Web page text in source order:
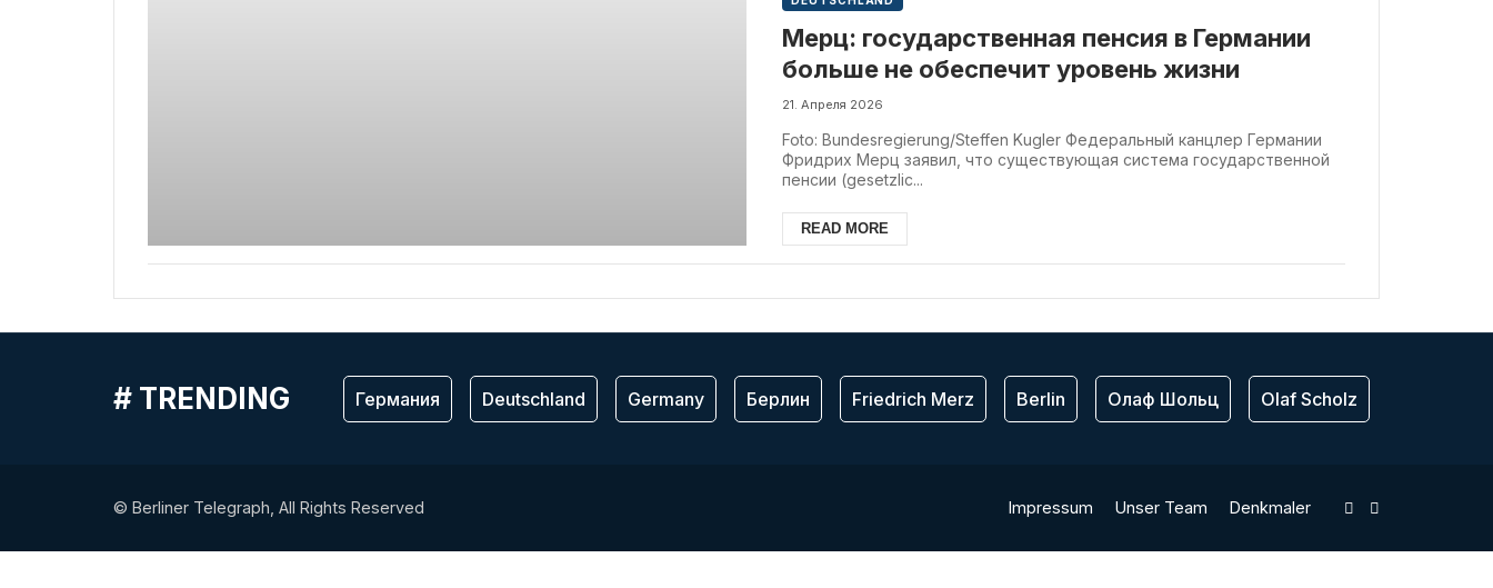
Мерц: государственная пенсия в Германии
больше не обеспечит уровень жизни
21. Апреля 2026
Foto: Bundesregierung/Steffen Kugler Федеральный канцлер Германии
Фридрих Мерц заявил, что существующая система государственной
пенсии (gesetzlic...
READ MORE
# TRENDING Германия Deutschland Germany Берлин Friedrich Merz Berlin Олаф Шольц Olaf Scholz
© Berliner Telegraph, All Rights Reserved Impressum Unser Team Denkmaler